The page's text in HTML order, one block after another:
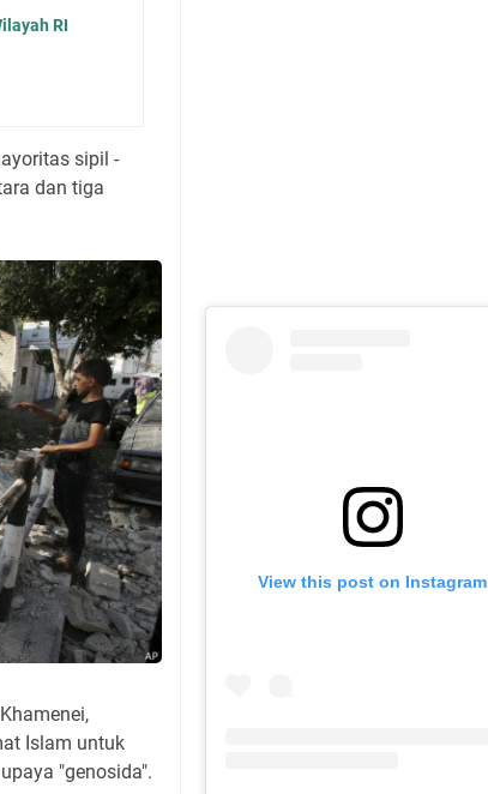
RI
sipil -
dan tiga
Islam untuk
"genosida".
View this post on Instagram